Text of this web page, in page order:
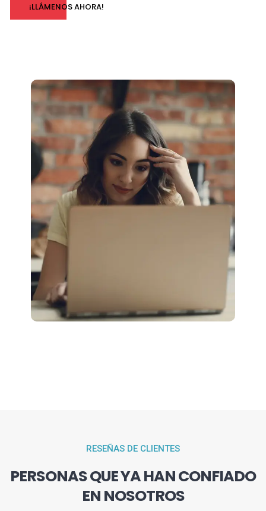
¡LLÁMENOS AHORA!
RESEÑAS DE CLIENTES
PERSONAS QUE YA HAN CONFIADO
EN NOSOTROS